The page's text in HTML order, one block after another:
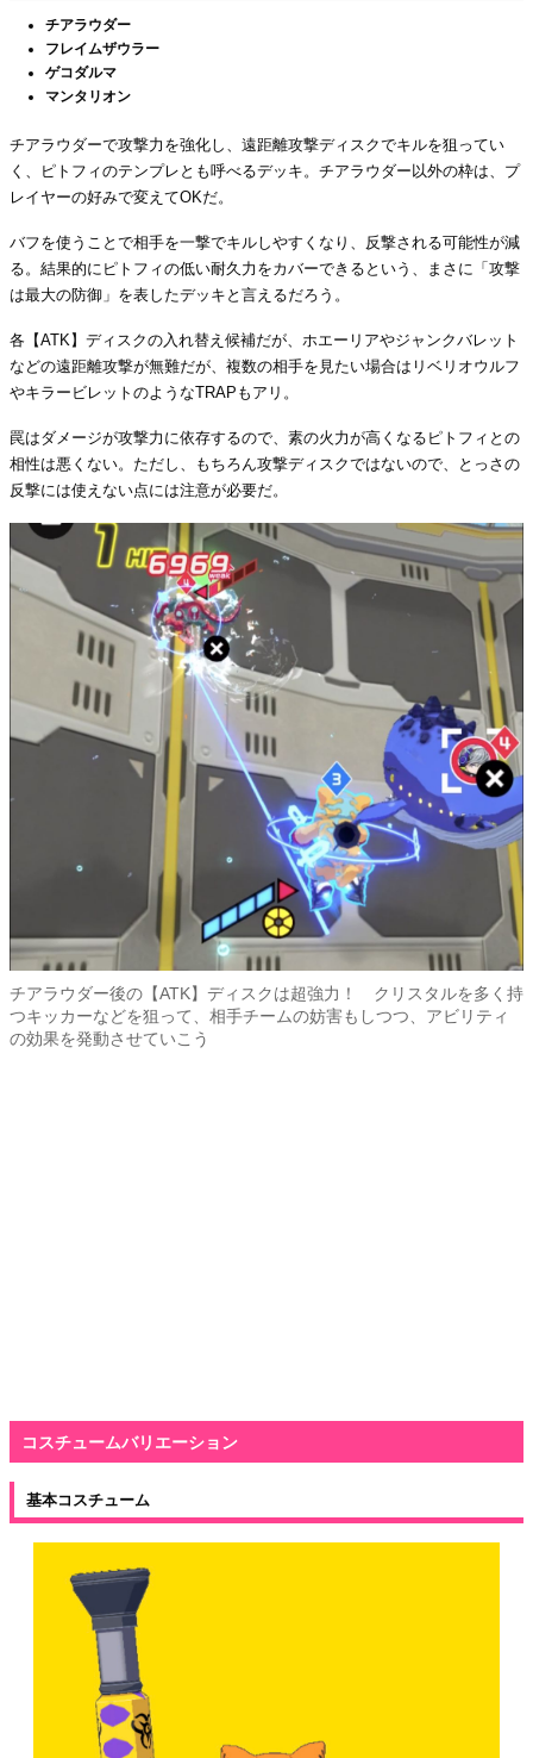
チアラウダー
フレイムザウラー
ゲコダルマ
マンタリオン
チアラウダーで攻撃力を強化し、遠距離攻撃ディスクでキルを狙ってい
く、ピトフィのテンプレとも呼べるデッキ。チアラウダー以外の枠は、プ
レイヤーの好みで変えてOKだ。
バフを使うことで相手を一撃でキルしやすくなり、反撃される可能性が減
る。結果的にピトフィの低い耐久力をカバーできるという、まさに「攻撃
は最大の防御」を表したデッキと言えるだろう。
各【ATK】ディスクの入れ替え候補だが、ホエーリアやジャンクバレット
などの遠距離攻撃が無難だが、複数の相手を見たい場合はリベリオウルフ
やキラービレットのようなTRAPもアリ。
罠はダメージが攻撃力に依存するので、素の火力が高くなるピトフィとの
相性は悪くない。ただし、もちろん攻撃ディスクではないので、とっさの
反撃には使えない点には注意が必要だ。
チアラウダー後の【ATK】ディスクは超強力！ クリスタルを多く持
つキッカーなどを狙って、相手チームの妨害もしつつ、アビリティ
の効果を発動させていこう
コスチュームバリエーション
基本コスチューム